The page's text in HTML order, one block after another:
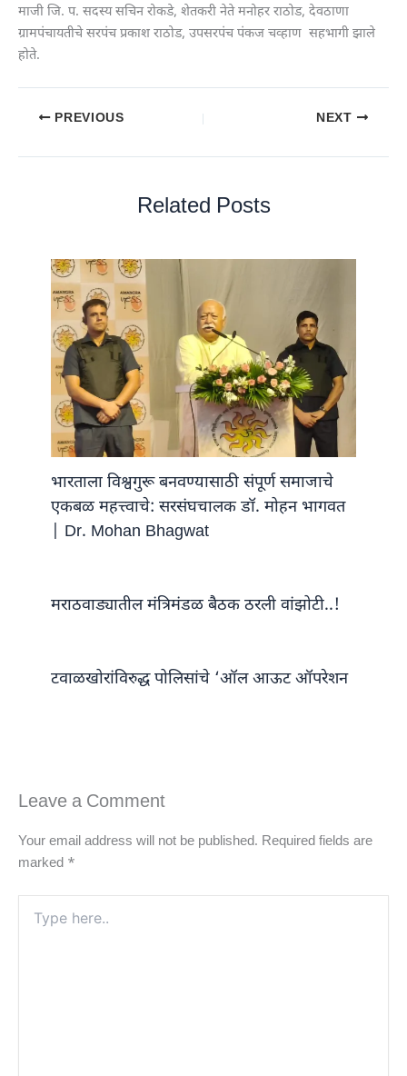
माजी जि. प. सदस्य सचिन रोकडे, शेतकरी नेते मनोहर राठोड, देवठाणा
ग्रामपंचायतीचे सरपंच प्रकाश राठोड, उपसरपंच पंकज चव्हाण सहभागी झाले
होते.
PREVIOUS NEXT
Related Posts
भारताला विश्वगुरू बनवण्यासाठी संपूर्ण समाजाचे
एकबळ महत्त्वाचे: सरसंघचालक डॉ. मोहन भागवत
| Dr. Mohan Bhagwat
मराठवाड्यातील मंत्रिमंडळ बैठक ठरली वांझोटी..!
टवाळखोरांविरुद्ध पोलिसांचे ‘ऑल आऊट ऑपरेशन
Leave a Comment
Your email address will not be published. Required fields are
marked *
here..